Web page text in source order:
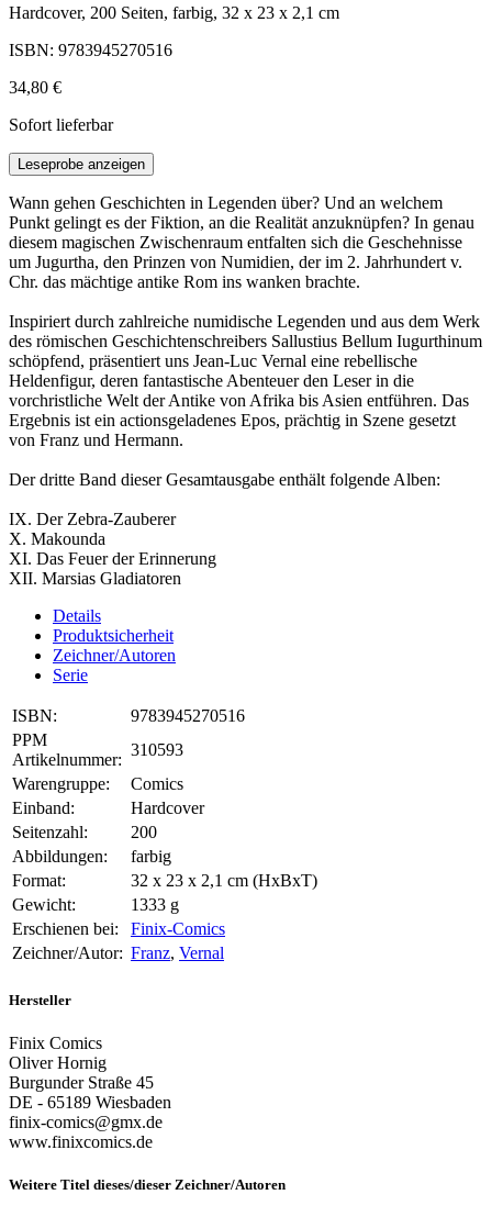
Hardcover, 200 Seiten, farbig, 32 x 23 x 2,1 cm
ISBN: 9783945270516
34,80 €
Sofort lieferbar
Leseprobe anzeigen
Wann gehen Geschichten in Legenden über? Und an welchem
Punkt gelingt es der Fiktion, an die Realität anzuknüpfen? In genau
diesem magischen Zwischenraum entfalten sich die Geschehnisse
um Jugurtha, den Prinzen von Numidien, der im 2. Jahrhundert v.
Chr. das mächtige antike Rom ins wanken brachte.
Inspiriert durch zahlreiche numidische Legenden und aus dem Werk
des römischen Geschichtenschreibers Sallustius Bellum Iugurthinum
schöpfend, präsentiert uns Jean-Luc Vernal eine rebellische
Heldenfigur, deren fantastische Abenteuer den Leser in die
vorchristliche Welt der Antike von Afrika bis Asien entführen. Das
Ergebnis ist ein actionsgeladenes Epos, prächtig in Szene gesetzt
von Franz und Hermann.
Der dritte Band dieser Gesamtausgabe enthält folgende Alben:
IX. Der Zebra-Zauberer
X. Makounda
XI. Das Feuer der Erinnerung
XII. Marsias Gladiatoren
Details
Produktsicherheit
Zeichner/Autoren
Serie
ISBN:
9783945270516
PPM
Artikelnummer:
310593
Warengruppe:
Comics
Einband:
Hardcover
Seitenzahl:
200
Abbildungen:
farbig
Format:
32 x 23 x 2,1 cm (HxBxT)
Gewicht:
1333 g
Erschienen bei:
Finix-Comics
Zeichner/Autor: Franz, Vernal
Hersteller
Finix Comics
Oliver Hornig
Burgunder Straße 45
DE - 65189 Wiesbaden
finix-comics@gmx.de
www.finixcomics.de
Weitere Titel dieses/dieser Zeichner/Autoren